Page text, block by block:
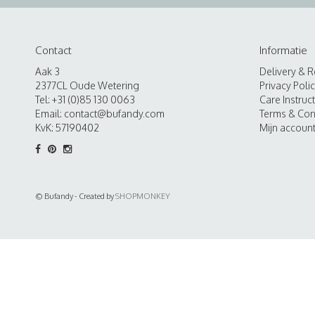
Contact
Aak 3
2377CL Oude Wetering
Tel: +31 (0)85 130 0063
Email: contact@bufandy.com
KvK: 57190402
Informatie
Delivery &
Privacy
Care
Terms &
Mijn account
© Bufandy - Created bySHOPMONKEY